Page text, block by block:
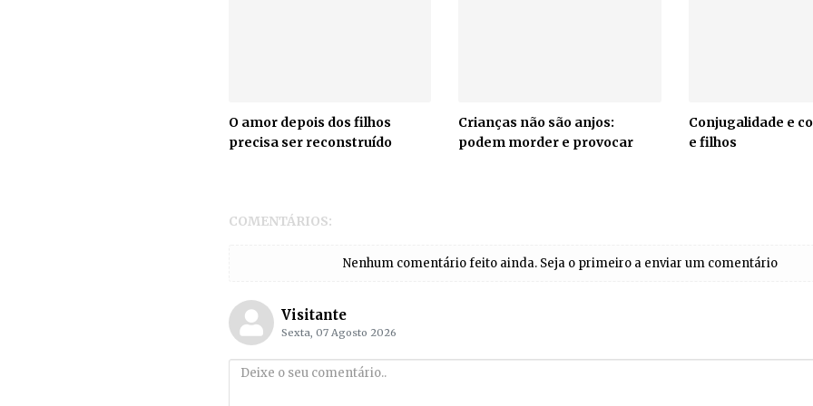
O amor depois dos filhos
precisa ser reconstruído
Crianças não são anjos:
podem morder e provocar
Conjugalidade e
e filhos
COMENTÁRIOS:
Nenhum comentário feito ainda. Seja o primeiro a enviar um comentário
Visitante
Sexta, 07 Agosto 2026